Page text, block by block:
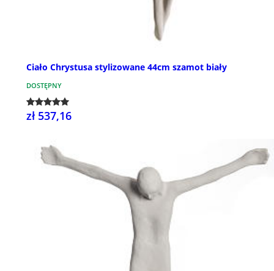
Ciało Chrystusa stylizowane 44cm szamot biały
DOSTĘPNY
zł 537,16